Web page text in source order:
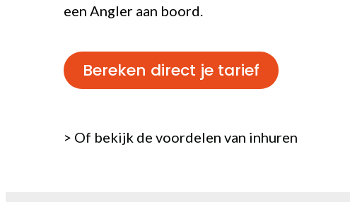
een Angler aan boord.
Bereken direct je tarief
> Of bekijk de voordelen van inhuren